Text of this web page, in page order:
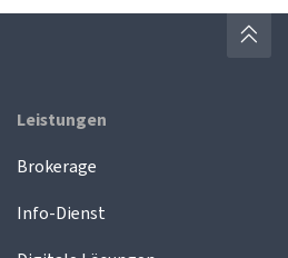
Leistungen
Brokerage
Info-Dienst